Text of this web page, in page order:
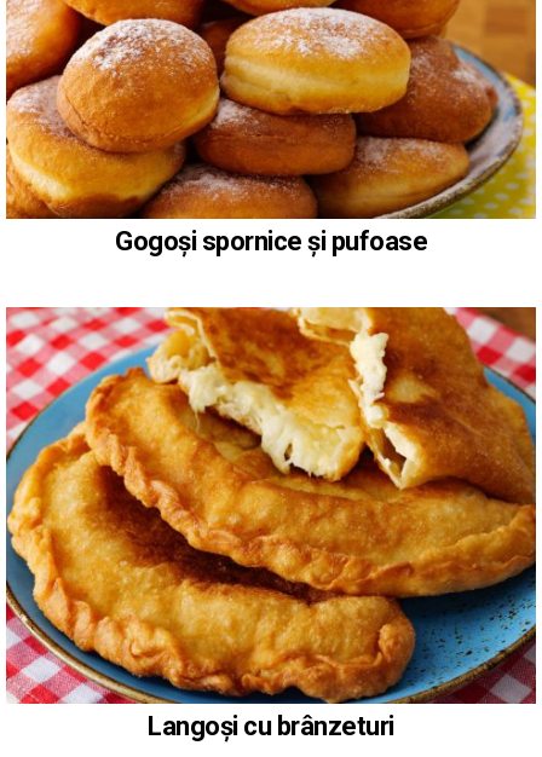
Gogoși spornice și pufoase
Langoși cu brânzeturi